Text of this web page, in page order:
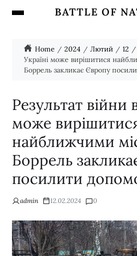
BATTLE OF
Home 2024 Лютий 12
Україні може вирішитися
Боррель закликає Європу
Результат війни
може
найближчими
Боррель
посилити
admin 12.02.2024 0